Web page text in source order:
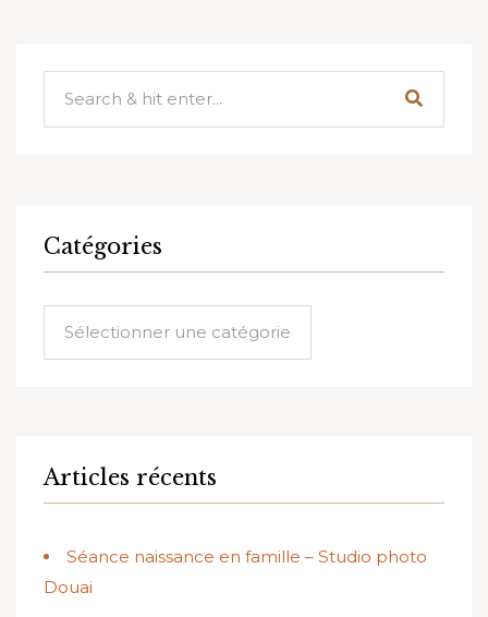
Catégories
Articles récents
Séance naissance en famille – Studio photo
Douai